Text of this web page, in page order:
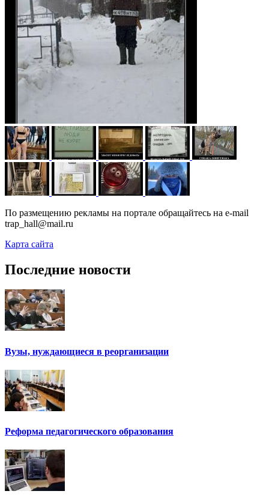
По размещению рекламы на портале обращайтесь на e-mail
trap_hall@mail.ru
Карта сайта
Последние новости
Вузы, нуждающиеся в реорганизации
Реформа педагогического образования